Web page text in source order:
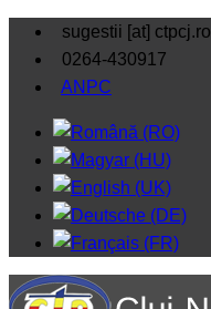
sugestii [at] ctpcj.ro
0264-430917
ANPC